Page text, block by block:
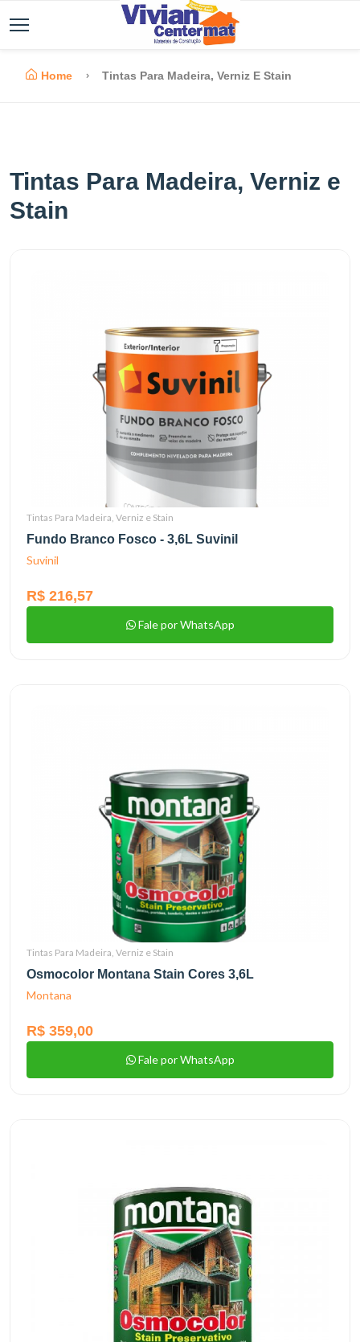
Home Tintas Para Madeira, Verniz E Stain
Tintas Para Madeira, Verniz e
Stain
Tintas Para Madeira, Verniz e Stain
Fundo Branco Fosco - 3,6L Suvinil
Suvinil
R$ 216,57
Fale por WhatsApp
Tintas Para Madeira, Verniz e Stain
Osmocolor Montana Stain Cores 3,6L
Montana
R$ 359,00
Fale por WhatsApp